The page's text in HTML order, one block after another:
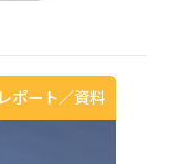
レポート／資料